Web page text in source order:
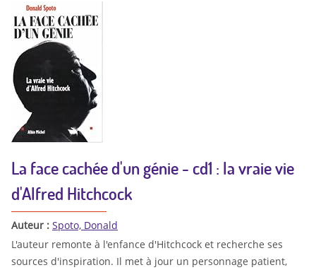
La face cachée d'un génie - cd1 : la vraie vie
d'Alfred Hitchcock
Auteur : Spoto, Donald
L'auteur remonte à l'enfance d'Hitchcock et recherche ses
sources d'inspiration. Il met à jour un personnage patient,